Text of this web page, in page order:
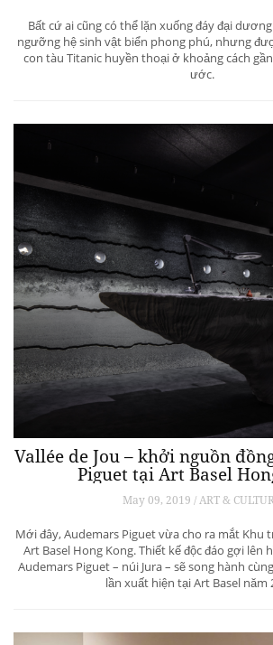
Bất cứ ai cũng có thể lặn xuống đáy đại
ngưỡng hệ sinh vật biển phong phú, nhưng
con tàu Titanic huyền thoại ở khoảng cách
ước.
Vallée de Jou – khởi nguồn
Piguet tại Art Basel
May 09, 2019 / ART &
Mới đây, Audemars Piguet vừa cho ra mắt
Art Basel Hong Kong. Thiết kế độc đáo gợi lên
Audemars Piguet – núi Jura – sẽ song hành
lần xuất hiện tại Art Basel năm